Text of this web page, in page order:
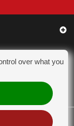
over what you